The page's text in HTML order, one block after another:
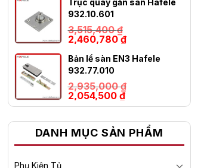
6,774,000 ₫.
932.10.601
3,515,400₫
Giá
gốc
là:
3,515,400 ₫.
2,460,780₫Giá
hiện
tại
Bản lề sàn EN3 Hafele
932.77.010
2,935,000₫
Giá
gốc
2,935,000 ₫.
2,054,500 ₫Giá
hiện
là:
2,054,500 ₫.
DANH MỤC SẢN PHẨM
Phụ Kiện Tủ